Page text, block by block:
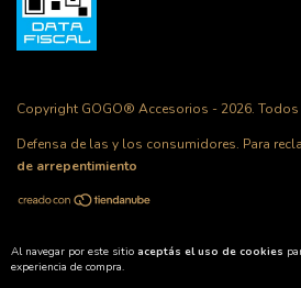
Al navegar por este sitio aceptás el uso de cookies
experiencia de compra.
Copyright GOGO® Accesorios - 2026.
Defensa de las y los consumidores. Para
de arrepentimiento